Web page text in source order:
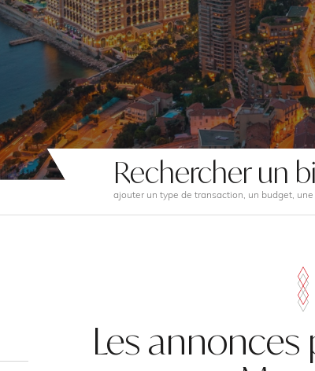
Rechercher un
ajouter un type de transaction, un budget,
Les